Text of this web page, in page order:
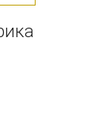
вариаций.